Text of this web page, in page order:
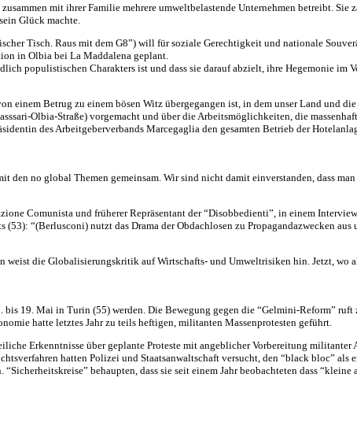
mit ihrer Familie mehrere umweltbelastende Unternehmen betreibt.
Glück machte.
Tisch. Raus mit dem G8”) will für soziale Gerechtigkeit und nationale
in Olbia bei La Maddalena geplant.
populistischen Charakters ist und dass sie darauf abzielt, ihre Hegemonie im
Betrug zu einem bösen Witz übergegangen ist, in dem unser Land und
Olbia-Straße) vorgemacht und über die Arbeitsmöglichkeiten, die
des Arbeitgeberverbands Marcegaglia den gesamten Betrieb der
no global Themen gemeinsam. Wir sind nicht damit einverstanden, dass
Comunista und früherer Repräsentant der “Disobbedienti”, in einem
“(Berlusconi) nutzt das Drama der Obdachlosen zu Propagandazwecken
weist die Globalisierungskritik auf Wirtschafts- und Umweltrisiken hin. Jetzt, wo
19. Mai in Turin (55) werden. Die Bewegung gegen die “Gelmini-Reform”
hatte letztes Jahr zu teils heftigen, militanten Massenprotesten geführt.
Erkenntnisse über geplante Proteste mit angeblicher Vorbereitung militanter
hatten Polizei und Staatsanwaltschaft versucht, den “black bloc” als
behaupten, dass sie seit einem Jahr beobachteten dass “kleine